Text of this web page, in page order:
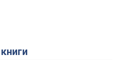
Play Video